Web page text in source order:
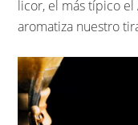
licor, el más típico
aromatiza nuestro